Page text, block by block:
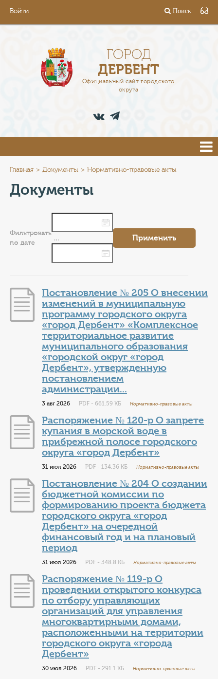
Войти Поиск
ГОРОД
ДЕРБЕНТ
Официальный сайт городского
округа
АДМИНИСТРАЦИЯ
ПРЕСС-ЦЕНТР
ТУРИСТАМ
ТАРИФЫ
КАТАЛОГ УСЛУГ
СЛУЖБА ПО КОНТРАКТУ
Главная Документы Нормативно-правовые акты
Документы
Фильтровать
по дате
… Применить
Постановление № 205 О внесении
изменений в муниципальную
программу городского округа
«город Дербент» «Комплексное
территориальное развитие
муниципального образования
«городской округ «город
Дербент», утвержденную
постановлением
администрации...
3 авг 2026 PDF - 661.59 КБ Нормативно-правовые акты
Распоряжение № 120-р О запрете
купания в морской воде в
прибрежной полосе городского
округа «город Дербент»
31 июл 2026 PDF - 134.36 КБ Нормативно-правовые акты
Постановление № 204 О создании
бюджетной комиссии по
формированию проекта бюджета
городского округа «город
Дербент» на очередной
финансовый год и на плановый
период
31 июл 2026 PDF - 348.8 КБ Нормативно-правовые акты
Распоряжение № 119-р О
проведении открытого конкурса
по отбору управляющих
организаций для управления
многоквартирными домами,
расположенными на территории
городского округа «города
Дербент»
30 июл 2026 PDF - 291.1 КБ Нормативно-правовые акты